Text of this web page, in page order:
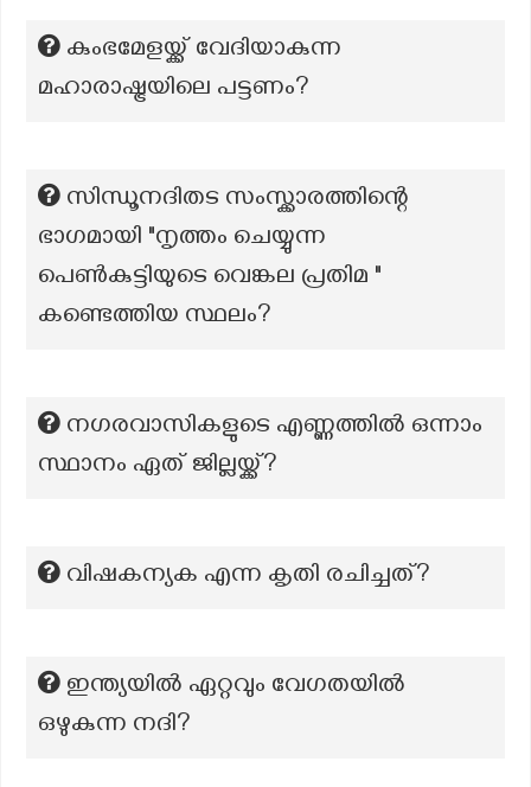
കുംഭമേളയ്ക്ക് വേദിയാകുന്ന
മഹാരാഷ്ട്രയിലെ പട്ടണം?
സിന്ധൂനദിതട സംസ്ക്കാരത്തിന്റെ
ഭാഗമായി "നൃത്തം ചെയ്യുന്ന
പെൺകുട്ടിയുടെ വെങ്കല പ്രതിമ "
കണ്ടെത്തിയ സ്ഥലം?
നഗരവാസികളുടെ എണ്ണത്തിൽ ഒന്നാം
സ്ഥാനം ഏത് ജില്ലയ്ക്ക്?
വിഷകന്യക എന്ന കൃതി രചിച്ചത്?
ഇന്ത്യയില്‍ ഏറ്റവും വേഗതയില്‍
ഒഴുകുന്ന നദി?